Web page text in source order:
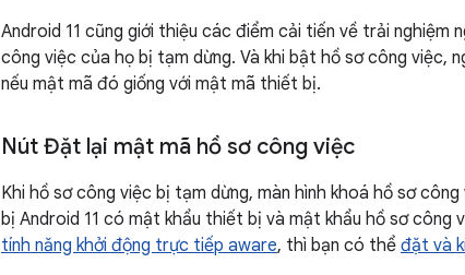
Android 11 cũng giới thiệu các điểm cải tiến về trải nghiệm
công việc của họ bị tạm dừng. Và khi bật hồ sơ công việc,
nếu mật mã đó giống với mật mã thiết bị.
Nút Đặt lại mật mã hồ sơ công việc
Khi hồ sơ công việc bị tạm dừng, màn hình khoá hồ sơ
bị Android 11 có mật khẩu thiết bị và mật khẩu hồ sơ công
tính năng khởi động trực tiếp aware, thì bạn có thể đặt và